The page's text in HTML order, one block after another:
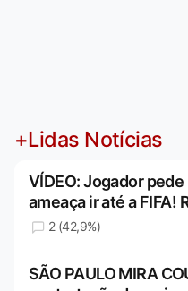
+Lidas Notícias
VÍDEO: Jogador
ameaça ir até a FIFA!
2 (42,9%)
SÃO PAULO MIRA